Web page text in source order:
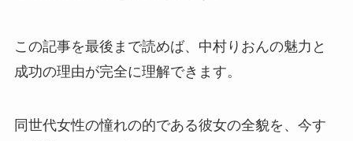
この記事を最後まで読めば、中村りおんの魅力と
成功の理由が完全に理解できます。
同世代女性の憧れの的である彼女の全貌を、今す